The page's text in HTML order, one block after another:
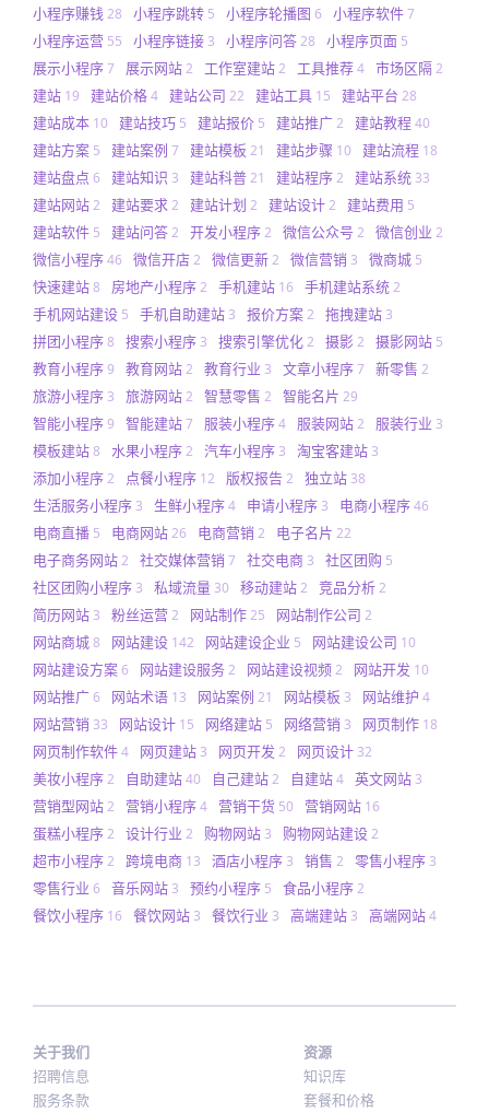
小程序赚钱28 小程序跳转 5 小程序轮播图 6 小程序软件7
小程序运营 55 小程序链接 3 小程序问答28 小程序页面 5
展示小程序7 展示网站2 工作室建站2 工具推荐4 市场区隔2
建站 19 建站价格4 建站公司 22 建站工具 15 建站平台 28
建站成本 10 建站技巧 5 建站报价 5 建站推广2 建站教程40
建站方案 5 建站案例 7 建站模板 21 建站步骤 10 建站流程 18
建站盘点 6 建站知识 3 建站科普21 建站程序2 建站系统 33
建站网站2 建站要求2 建站计划 2 建站设计2 建站费用 5
建站软件 5 建站问答2 开发小程序2 微信公众号 2 微信创业 2
微信小程序46 微信开店2 微信更新2 微信营销 3 微商城 5
快速建站8 房地产小程序2 手机建站 16 手机建站系统2
手机网站建设 5 手机自助建站 3 报价方案2 拖拽建站 3
拼团小程序8 搜索小程序 3 搜索引擎优化2 摄影2 摄影网站 5
教育小程序9 教育网站2 教育行业 3 文章小程序7 新零售 2
旅游小程序 3 旅游网站2 智慧零售 2 智能名片 29
智能小程序9 智能建站7 服装小程序4 服装网站2 服装行业 3
模板建站8 水果小程序2 汽车小程序 3 淘宝客建站 3
添加小程序2 点餐小程序 12 版权报告2 独立站 38
生活服务小程序 3 生鲜小程序4 申请小程序 3 电商小程序46
电商直播 5 电商网站26 电商营销 2 电子名片 22
电子商务网站2 社交媒体营销 7 社交电商 3 社区团购 5
社区团购小程序 3 私域流量 30 移动建站2 竞品分析2
简历网站 3 粉丝运营2 网站制作25 网站制作公司 2
网站商城8 网站建设 142 网站建设企业 5 网站建设公司 10
网站建设方案6 网站建设服务2 网站建设视频2 网站开发 10
网站推广6 网站术语 13 网站案例 21 网站模板 3 网站维护 4
网站营销 33 网站设计 15 网络建站 5 网络营销 3 网页制作 18
网页制作软件4 网页建站 3 网页开发 2 网页设计 32
美妆小程序2 自助建站40 自己建站2 自建站4 英文网站 3
营销型网站2 营销小程序4 营销干货 50 营销网站 16
蛋糕小程序2 设计行业 2 购物网站 3 购物网站建设2
超市小程序2 跨境电商 13 酒店小程序 3 销售 2 零售小程序 3
零售行业 6 音乐网站 3 预约小程序 5 食品小程序2
餐饮小程序 16 餐饮网站 3 餐饮行业 3 高端建站 3 高端网站4
关于我们
招聘信息
服务条款
资源
知识库
套餐和价格